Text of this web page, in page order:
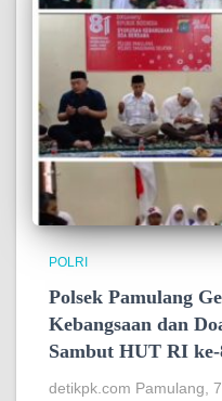
POLRI
Polsek Pamulang
Kebangsaan dan
Sambut HUT RI ke-
detikpk.com Pamulang,